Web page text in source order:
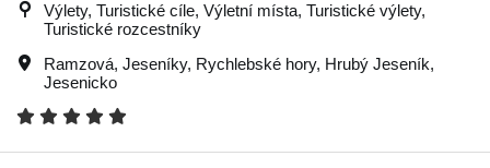
Výlety, Turistické cíle, Výletní místa, Turistické výlety,
Turistické rozcestníky
Ramzová, Jeseníky, Rychlebské hory, Hrubý Jeseník,
Jesenicko